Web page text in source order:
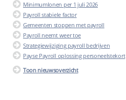
Minimumlonen per 1 juli 2026
Payroll stabiele factor
Gemeenten stoppen met payroll
Payroll neemt weer toe
Strategiewijziging payroll bedrijven
Payse Payroll oplossing personeelstekort
Toon nieuwsoverzicht